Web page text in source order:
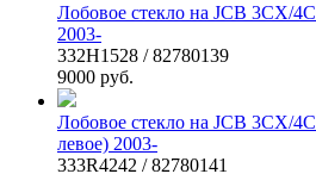
Лобовое стекло на JCB 3CX/
2003-
332H1528 / 82780139
9000 руб.
Лобовое стекло на JCB 3CX/
левое) 2003-
333R4242 / 82780141